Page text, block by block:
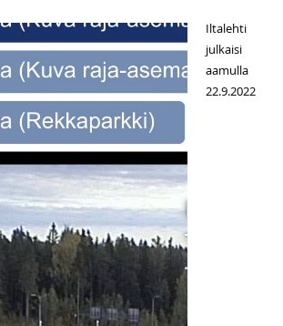
Iltalehti
julkaisi
aamulla
22.9.2022